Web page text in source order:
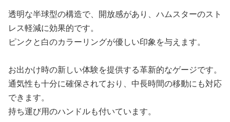
透明な半球型の構造で、開放感があり、ハムスターのスト
レス軽減に効果的です。
ピンクと白のカラーリングが優しい印象を与えます。
お出かけ時の新しい体験を提供する革新的なゲージです。
通気性も十分に確保されており、中長時間の移動にも対応
できます。
持ち運び用のハンドルも付いています。